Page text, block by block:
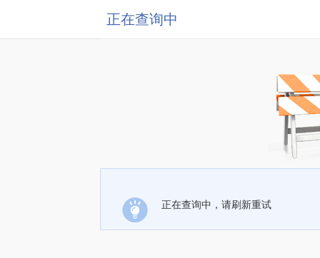
正在查询中
正在查询中，请刷新重试